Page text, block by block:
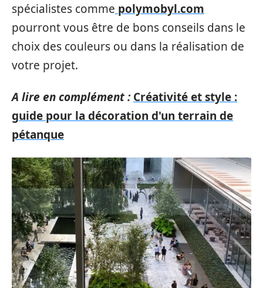
spécialistes comme polymobyl.com
pourront vous être de bons conseils dans le
choix des couleurs ou dans la réalisation de
votre projet.
A lire en complément : Créativité et style :
guide pour la décoration d'un terrain de
pétanque